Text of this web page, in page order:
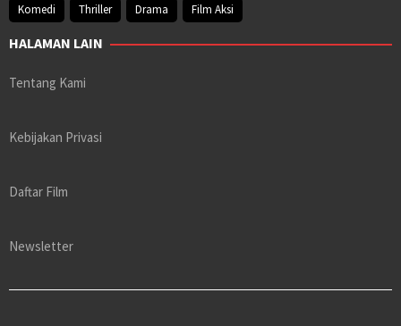
Komedi
Thriller Drama Film Aksi
HALAMAN LAIN
Tentang Kami
Kebijakan Privasi
Daftar Film
Newsletter